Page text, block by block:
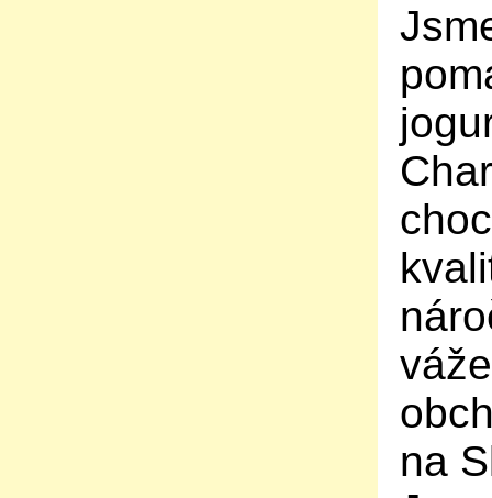
na